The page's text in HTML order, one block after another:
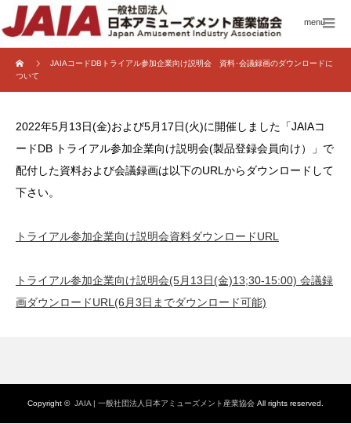
menu
JAIAコードDBトライアル参加企業向け説明会 資料･会議録画のダウンロードに
ついて
2022年5月13日(金)および5月17日(火)に開催しました「JAIAコ
ードDB トライアル参加企業向け説明会(製品登録会員向け）」で
配付した資料および会議録画は以下のURLからダウンロードして
下さい。
トライアル参加企業向け説明会資料ダウンロードURL
トライアル参加企業向け説明会(5月13日(金)13;30-15:00) 会議録
画ダウンロードURL(6月3日までダウンロード可能)
Copyright © JAIA | 一般社団法人日本アミューズメント産業協会 All rights reserved.